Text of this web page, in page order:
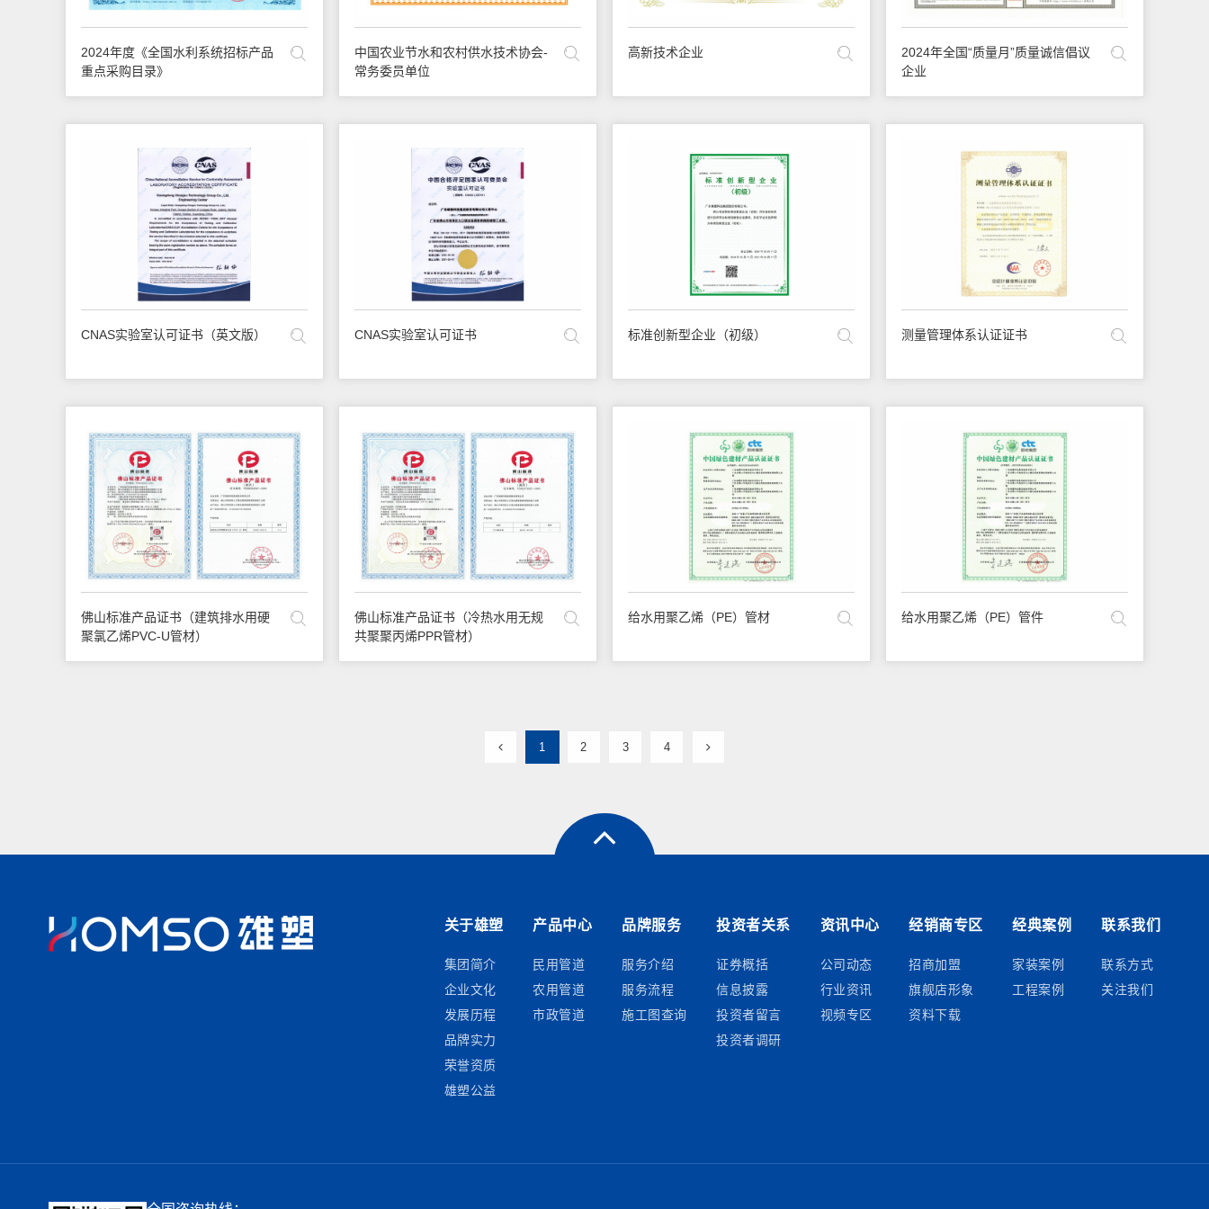
2024年度《全国水利系统招标产品
重点采购目录》
中国农业节水和农村供水技术协会-
常务委员单位
高新技术企业
2024年全国“质量月”质量诚信倡议
企业
CNAS实验室认可证书（英文版） CNAS实验室认可证书 标准创新型企业（初级） 测量管理体系认证证书
佛山标准产品证书（建筑排水用硬
聚氯乙烯PVC-U管材）
佛山标准产品证书（冷热水用无规
共聚聚丙烯PPR管材）
给水用聚乙烯（PE）管材 给水用聚乙烯（PE）管件
1 2 3 4
关于雄塑
集团简介
企业文化
发展历程
品牌实力
荣誉资质
雄塑公益
产品中心
民用管道
农用管道
市政管道
品牌服务
服务介绍
服务流程
施工图查询
投资者关系
证券概括
信息披露
投资者留言
投资者调研
资讯中心
公司动态
行业资讯
视频专区
经销商专区
招商加盟
旗舰店形象
资料下载
经典案例
家装案例
工程案例
联系我们
联系方式
关注我们